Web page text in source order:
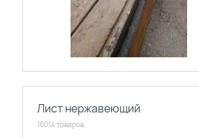
Лист нержавеющий
16014 товаров